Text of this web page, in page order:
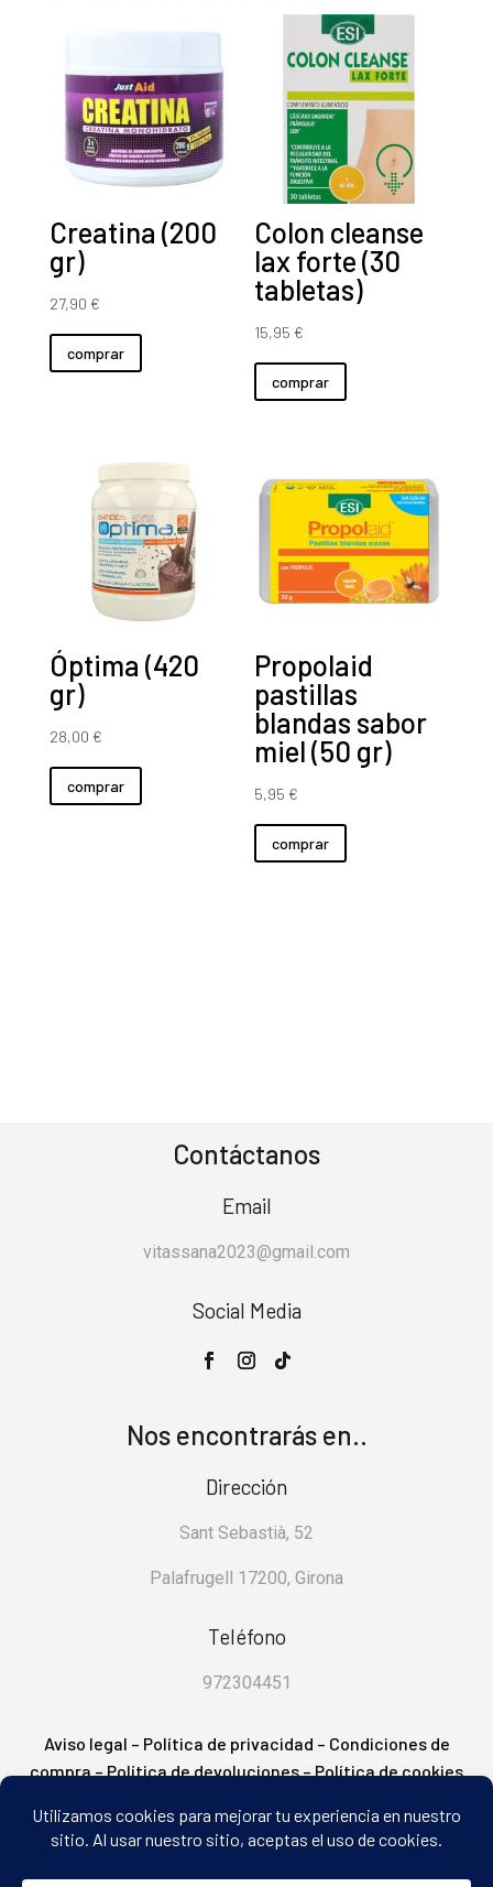
Creatina (200
gr)
27,90 €
comprar
Colon cleanse
lax forte (30
tabletas)
15,95 €
comprar
Óptima (420
gr)
28,00 €
comprar
Propolaid
pastillas
blandas sabor
miel (50 gr)
5,95 €
comprar
Contáctanos
Email
vitassana2023@gmail.com
Social Media
Nos encontrarás en..
Dirección
Sant Sebastià, 52
Palafrugell 17200, Girona
Teléfono
972304451
Aviso legal – Política de privacidad – Condiciones de
compra–Política de devoluciones–Política de cookies